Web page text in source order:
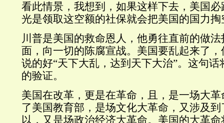
看此情景，我想到，如果这样下去，美国
光是领取这空额的社保就会把美国的国力掏
川普是美国的救命恩人，他勇往直前的做
面，向一切的陈腐宣战。美国要乱起来了
说的好“天下大乱，达到天下大治”。这句
的验证。
美国在改革，更是在革命，且，是一场大
了美国教育部，是场文化大革命，又涉及
以，又是场政治经济大革命。美国的大革